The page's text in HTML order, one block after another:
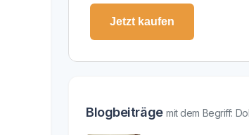
Jetzt kaufen
Blogbeiträgemit dem Begriff: